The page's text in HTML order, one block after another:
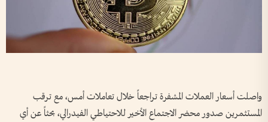
واصلت أسعار العملات المشفرة تراجعاً خلال تعاملات أمس، مع ترقب
المستثمرين صدور محضر الاجتماع الأخير للاحتياطي الفيدرالي، بحثاً عن أي